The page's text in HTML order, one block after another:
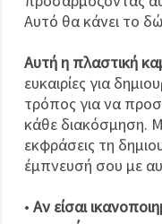
Αυτό θα κάνει το
Αυτή η πλαστική
ευκαιρίες για
τρόπος για να
κάθε διακόσμηση.
εκφράσεις τη
έμπνευσή σου με
• Αν είσαι